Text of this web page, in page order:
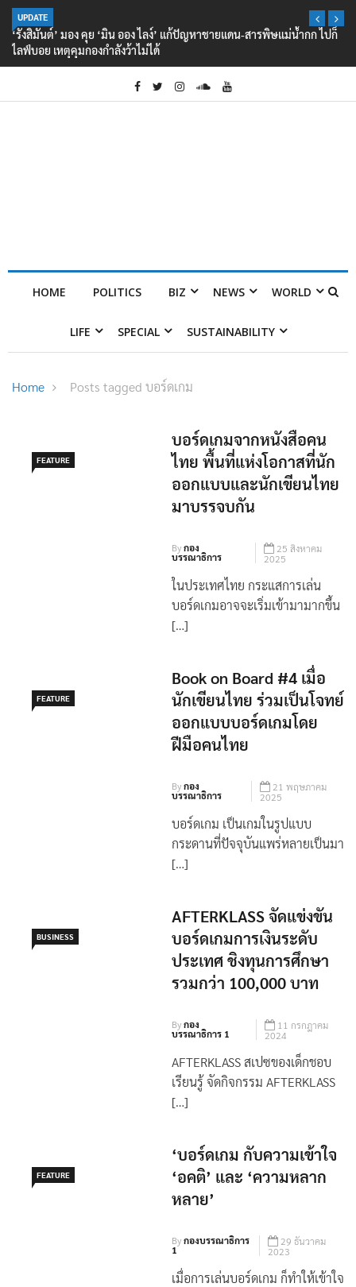
UPDATE
‘รังสิมันต์’ มอง คุย ‘มิน ออง ไลง์’ แก้ปัญหาชายแดน-สารพิษแม่น้ำกก ไปก็
ไลฟ์บอย เหตุคุมกองกำลังว้าไม่ได้
HOME POLITICS BIZ NEWS WORLD
LIFE SPECIAL SUSTAINABILITY
Home Posts tagged บอร์ดเกม
FEATURE
บอร์ดเกมจากหนังสือคน
ไทย พื้นที่แห่งโอกาสที่นัก
ออกแบบและนักเขียนไทย
มาบรรจบกัน
Byกอง
บรรณาธิการ
25 สิงหาคม
2025
ในประเทศไทย กระแสการเล่น
บอร์ดเกมอาจจะเริ่มเข้ามามากขึ้น
[…]
FEATURE
Book on Board #4 เมื่อ
นักเขียนไทย ร่วมเป็นโจทย์
ออกแบบบอร์ดเกมโดย
ฝีมือคนไทย
Byกอง
บรรณาธิการ
21 พฤษภาคม
2025
บอร์ดเกม เป็นเกมในรูปแบบ
กระดานที่ปัจจุบันแพร่หลายเป็นมา
[…]
BUSINESS
AFTERKLASS จัดแข่งขัน
บอร์ดเกมการเงินระดับ
ประเทศ ชิงทุนการศึกษา
รวมกว่า 100,000 บาท
Byกอง
บรรณาธิการ 1
11 กรกฎาคม
2024
AFTERKLASS สเปซของเด็กชอบ
เรียนรู้ จัดกิจกรรม AFTERKLASS
[…]
FEATURE
‘บอร์ดเกม กับความเข้าใจ
‘อคติ’ และ ‘ความหลาก
หลาย’
Byกองบรรณาธิการ
1
29 ธันวาคม
2023
เมื่อการเล่นบอร์ดเกม ก็ทำให้เข้าใจ